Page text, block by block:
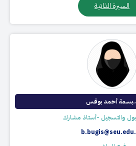
السيرة الذاتية
أحمد بوقس
والتسجيل -أستاذ مشارك